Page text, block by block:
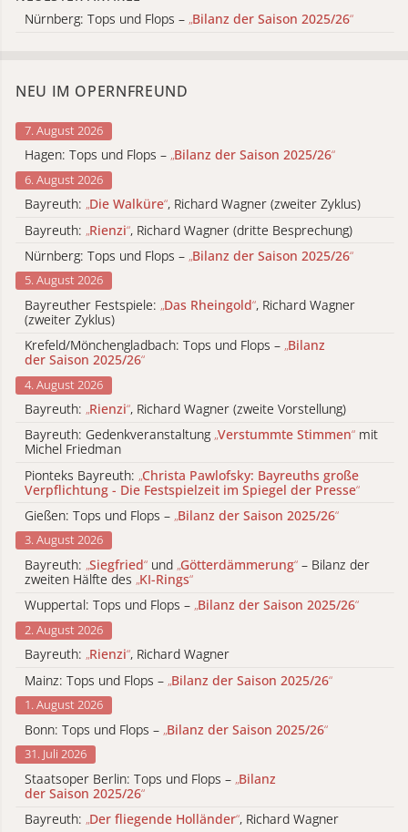
Nürnberg: Tops und Flops – „Bilanz der Saison 2025/26“
NEU IM OPERNFREUND
7. August 2026
Hagen: Tops und Flops – „Bilanz der Saison 2025/26“
6. August 2026
Bayreuth: „Die Walküre“, Richard Wagner (zweiter Zyklus)
Bayreuth: „Rienzi“, Richard Wagner (dritte Besprechung)
Nürnberg: Tops und Flops – „Bilanz der Saison 2025/26“
5. August 2026
Bayreuther Festspiele: „Das Rheingold“, Richard Wagner
(zweiter Zyklus)
Krefeld/Mönchengladbach: Tops und Flops – „Bilanz
der Saison 2025/26“
4. August 2026
Bayreuth: „Rienzi“, Richard Wagner (zweite Vorstellung)
Bayreuth: Gedenkveranstaltung „Verstummte Stimmen“ mit
Michel Friedman
Pionteks Bayreuth: „Christa Pawlofsky: Bayreuths große
Verpflichtung - Die Festspielzeit im Spiegel der Presse“
Gießen: Tops und Flops – „Bilanz der Saison 2025/26“
3. August 2026
Bayreuth: „Siegfried“ und „Götterdämmerung“ – Bilanz der
zweiten Hälfte des „KI-Rings“
Wuppertal: Tops und Flops – „Bilanz der Saison 2025/26“
2. August 2026
Bayreuth: „Rienzi“, Richard Wagner
Mainz: Tops und Flops – „Bilanz der Saison 2025/26“
1. August 2026
Bonn: Tops und Flops – „Bilanz der Saison 2025/26“
31. Juli 2026
Staatsoper Berlin: Tops und Flops – „Bilanz
der Saison 2025/26“
Bayreuth: „Der fliegende Holländer“, Richard Wagner